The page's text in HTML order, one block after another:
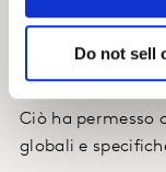
Do not sell
Ciò ha permesso
globali e